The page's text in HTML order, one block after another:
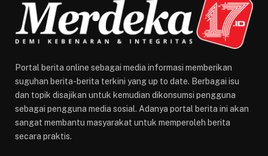
Portal berita online sebagai media informasi memberikan
suguhan berita-berita terkini yang up to date. Berbagai isu
dan topik disajikan untuk kemudian dikonsumsi pengguna
sebagai pengguna media sosial. Adanya portal berita ini akan
sangat membantu masyarakat untuk memperoleh berita
secara praktis.